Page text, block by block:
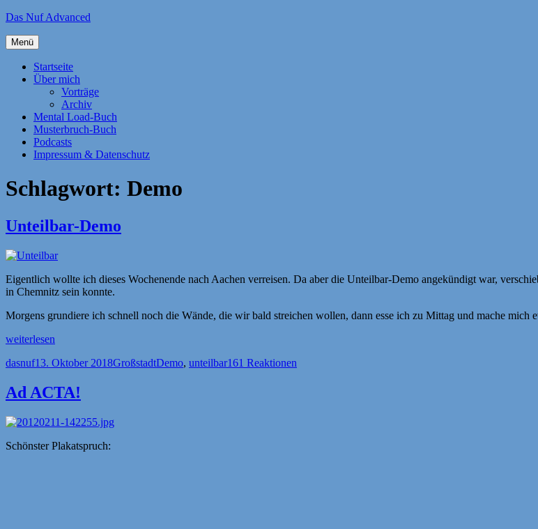
Zum
springen
Das Nuf Advanced
Menü
Startseite
Über mich
Vorträge
Archiv
Mental Load-Buch
Musterbruch-Buch
Podcasts
Impressum & Datenschutz
Schlagwort: Demo
Unteilbar-Demo
Eigentlich wollte ich dieses Wochenende nach Aachen verreisen. Da aber die Unteilbar-Demo angekündigt war,
in Chemnitz sein konnte.
Morgens grundiere ich schnell noch die Wände, die wir bald streichen wollen, dann esse ich zu Mittag und mache mich
„Unteilbar-
weiterlesen
Autor
dasnufVeröffentlicht
13. Oktober 2018Kategorien
GroßstadtSchlagwörter
Demo, unteilbar161 Reaktionen
Ad ACTA!
Schönster Plakatspruch: